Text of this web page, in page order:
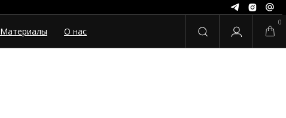
0
Материалы О нас